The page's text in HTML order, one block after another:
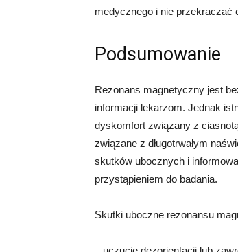
medycznego i nie przekraczać
Podsumowanie
Rezonans magnetyczny jest
informacji lekarzom. Jednak
dyskomfort związany z
związane z długotrwałym
skutków ubocznych i
przystąpieniem do badania.
Skutki uboczne rezonansu